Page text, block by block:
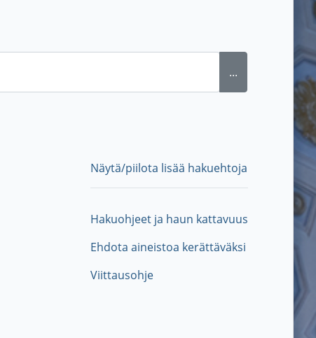
...
Näytä/piilota lisää hakuehtoja
Hakuohjeet ja haun kattavuus
Ehdota aineistoa kerättäväksi
Viittausohje